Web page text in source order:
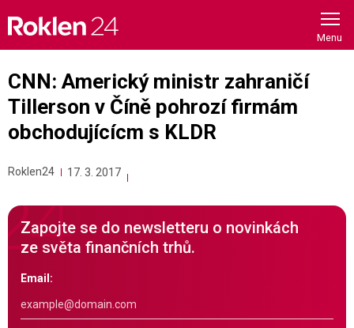
content
CNN: Americký ministr zahraničí
Tillerson v Číně pohrozí firmám
obchodujícícm s KLDR
Roklen24 17. 3. 2017
Zapojte se do newsletteru o novinkách
ze světa finančních trhů.
Email: